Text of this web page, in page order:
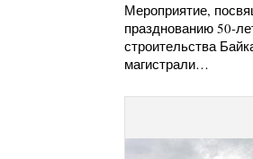
Мероприятие,
празднованию 50-
строительства
магистрали…